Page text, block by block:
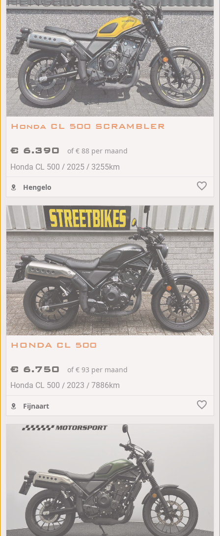
Honda CL 500 SCRAMBLER
€ 6.390
of € 88 per maand
Honda CL 500 / 2025 / 3255km
Hengelo
HONDA CL 500
€ 6.750
of € 93 per maand
Honda CL 500 / 2023 / 7886km
Fijnaart